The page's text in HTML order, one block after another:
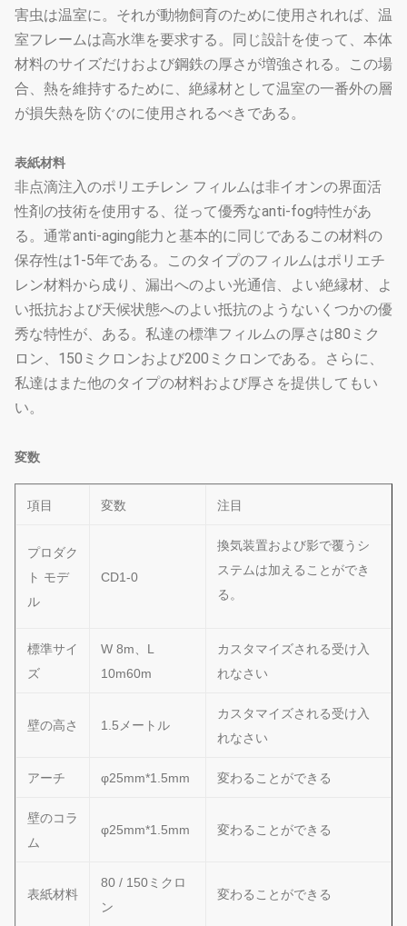
害虫は温室に。それが動物飼育のために使用されれば、温
室フレームは高水準を要求する。同じ設計を使って、本体
材料のサイズだけおよび鋼鉄の厚さが増強される。この場
合、熱を維持するために、絶縁材として温室の一番外の層
が損失熱を防ぐのに使用されるべきである。
表紙材料
非点滴注入のポリエチレン フィルムは非イオンの界面活
性剤の技術を使用する、従って優秀なanti-fog特性があ
る。通常anti-aging能力と基本的に同じであるこの材料の
保存性は1-5年である。このタイプのフィルムはポリエチ
レン材料から成り、漏出へのよい光通信、よい絶縁材、よ
い抵抗および天候状態へのよい抵抗のようないくつかの優
秀な特性が、ある。私達の標準フィルムの厚さは80ミク
ロン、150ミクロンおよび200ミクロンである。さらに、
私達はまた他のタイプの材料および厚さを提供してもい
い。
変数
項目 変数 注目
プロダク
ト モデ
ル
CD1-0
換気装置および影で覆うシ
ステムは加えることができ
る。
標準サイ
ズ
W 8m、L
10m60m
カスタマイズされる受け入
れなさい
壁の高さ 1.5メートル
カスタマイズされる受け入
れなさい
アーチ φ25mm*1.5mm 変わることができる
壁のコラ
ム
φ25mm*1.5mm 変わることができる
表紙材料
80 / 150ミクロ
ン
変わることができる